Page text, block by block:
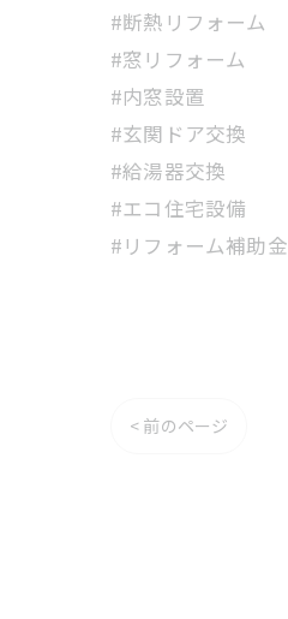
#断熱リフォーム
#窓リフォーム
#内窓設置
#玄関ドア交換
#給湯器交換
#エコ住宅設備
#リフォーム補助金
< 前のページ